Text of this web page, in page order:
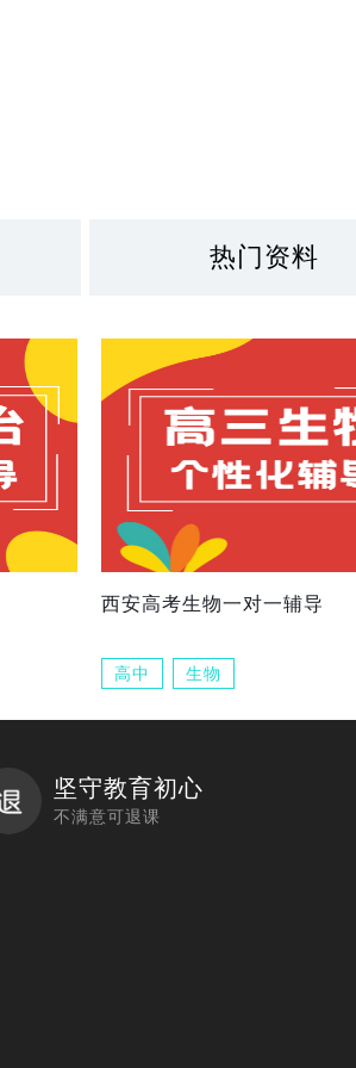
热门资料
西安高考生物一对一辅导
高中 生物
坚守教育初心
不满意可退课